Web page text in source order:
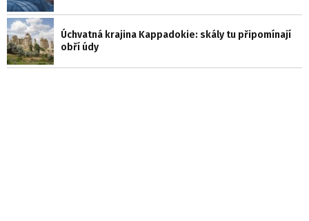
Úchvatná krajina Kappadokie: skály tu připomínají
obří údy